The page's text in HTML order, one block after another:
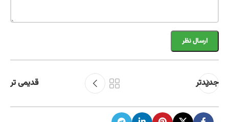
جدیدتر قدیمی تر